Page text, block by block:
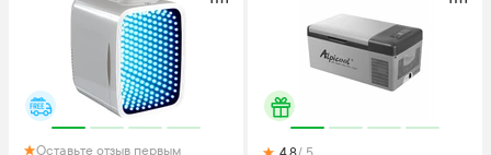
Оставьте отзыв первым